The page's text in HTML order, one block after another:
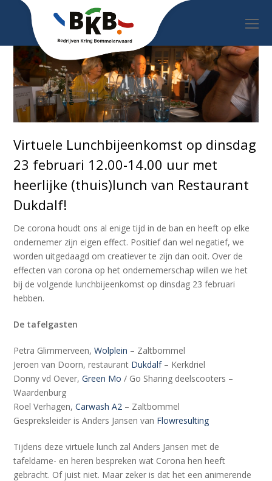
Virtuele Lunchbijeenkomst op dinsdag
23 februari 12.00-14.00 uur met
heerlijke (thuis)lunch van Restaurant
Dukdalf!
De corona houdt ons al enige tijd in de ban en heeft op elke
ondernemer zijn eigen effect. Positief dan wel negatief, we
worden uitgedaagd om creatiever te zijn dan ooit. Over de
effecten van corona op het ondernemerschap willen we het
bij de volgende lunchbijeenkomst op dinsdag 23 februari
hebben.
De tafelgasten
Petra Glimmerveen,Wolplein – Zaltbommel
Jeroen van Doorn, restaurant Dukdalf– Kerkdriel
Donny vd Oever,Green Mo / Go Sharing deelscooters –
Waardenburg
Roel Verhagen,Carwash A2 – Zaltbommel
Gespreksleider is Anders Jansen van Flowresulting
Tijdens deze virtuele lunch zal Anders Jansen met de
tafeldame- en heren bespreken wat Corona hen heeft
gebracht. Of juist niet. Maar zeker is dat het een animerende